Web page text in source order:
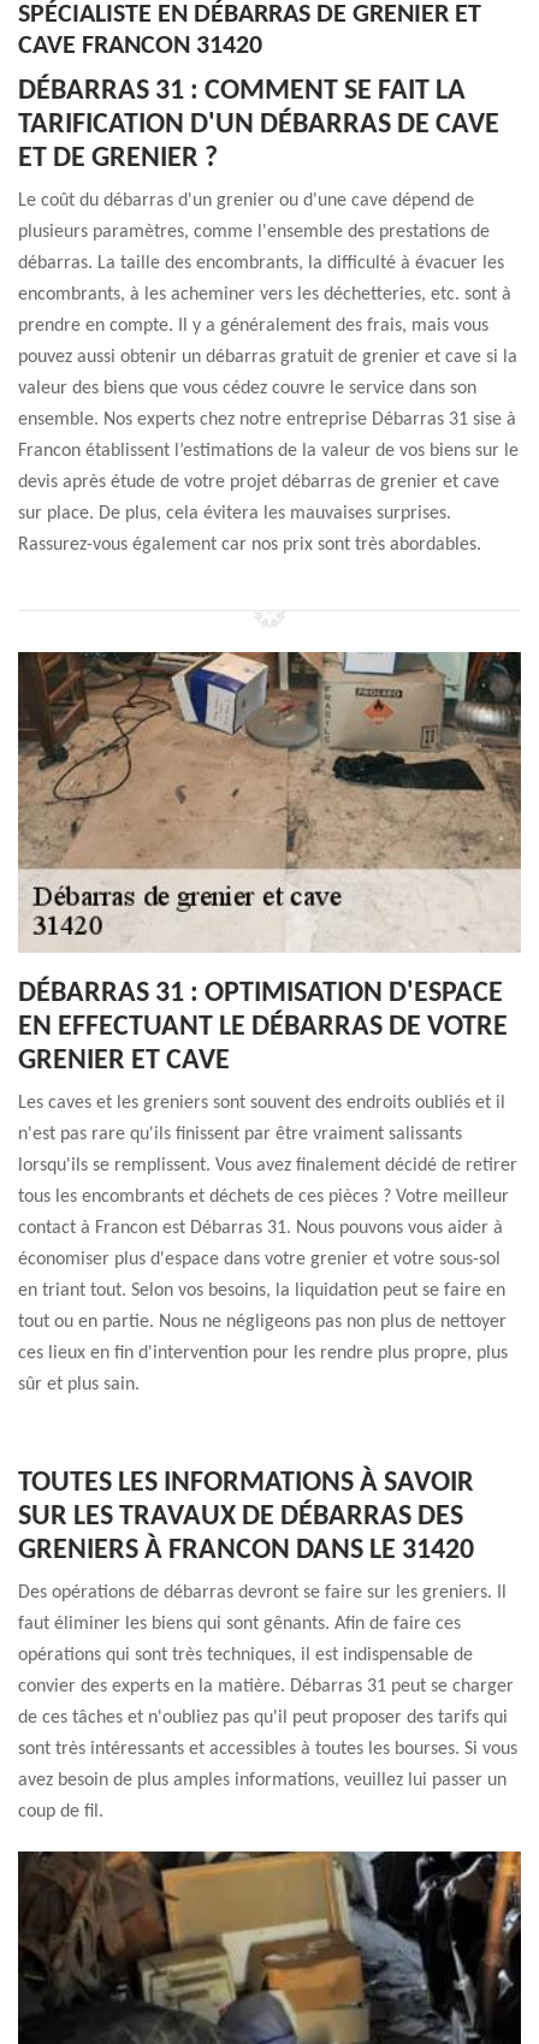
SPÉCIALISTE EN DÉBARRAS DE GRENIER ET
CAVE FRANCON 31420
DÉBARRAS 31 : COMMENT SE FAIT LA
TARIFICATION D'UN DÉBARRAS DE CAVE
ET DE GRENIER ?
Le coût du débarras d'un grenier ou d'une cave dépend de
plusieurs paramètres, comme l'ensemble des prestations de
débarras. La taille des encombrants, la difficulté à évacuer les
encombrants, à les acheminer vers les déchetteries, etc. sont à
prendre en compte. Il y a généralement des frais, mais vous
pouvez aussi obtenir un débarras gratuit de grenier et cave si la
valeur des biens que vous cédez couvre le service dans son
ensemble. Nos experts chez notre entreprise Débarras 31 sise à
Francon établissent l’estimations de la valeur de vos biens sur le
devis après étude de votre projet débarras de grenier et cave
sur place. De plus, cela évitera les mauvaises surprises.
Rassurez-vous également car nos prix sont très abordables.
DÉBARRAS 31 : OPTIMISATION D'ESPACE
EN EFFECTUANT LE DÉBARRAS DE VOTRE
GRENIER ET CAVE
Les caves et les greniers sont souvent des endroits oubliés et il
n'est pas rare qu'ils finissent par être vraiment salissants
lorsqu'ils se remplissent. Vous avez finalement décidé de retirer
tous les encombrants et déchets de ces pièces ? Votre meilleur
contact à Francon est Débarras 31. Nous pouvons vous aider à
économiser plus d'espace dans votre grenier et votre sous-sol
en triant tout. Selon vos besoins, la liquidation peut se faire en
tout ou en partie. Nous ne négligeons pas non plus de nettoyer
ces lieux en fin d'intervention pour les rendre plus propre, plus
sûr et plus sain.
TOUTES LES INFORMATIONS À SAVOIR
SUR LES TRAVAUX DE DÉBARRAS DES
GRENIERS À FRANCON DANS LE 31420
Des opérations de débarras devront se faire sur les greniers. Il
faut éliminer les biens qui sont gênants. Afin de faire ces
opérations qui sont très techniques, il est indispensable de
convier des experts en la matière. Débarras 31 peut se charger
de ces tâches et n'oubliez pas qu'il peut proposer des tarifs qui
sont très intéressants et accessibles à toutes les bourses. Si vous
avez besoin de plus amples informations, veuillez lui passer un
coup de fil.